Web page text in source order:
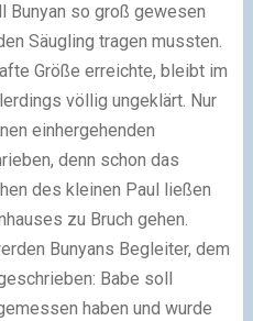
Bunyan so groß gewesen
Säugling tragen mussten.
Größe erreichte, bleibt im
völlig ungeklärt. Nur
einhergehenden
denn schon das
des kleinen Paul ließen
zu Bruch gehen.
Bunyans Begleiter, dem
Babe soll
haben und wurde